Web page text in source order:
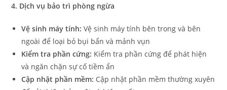
4. Dịch vụ bảo trì phòng ngừa
Vệ sinh máy tính: Vệ sinh máy tính bên trong và bên
ngoài để loại bỏ bụi bẩn và mảnh vụn
Kiểm tra phần cứng: Kiểm tra phần cứng để phát hiện
và ngăn chặn sự cố tiềm ẩn
Cập nhật phần mềm: Cập nhật phần mềm thường xuyên